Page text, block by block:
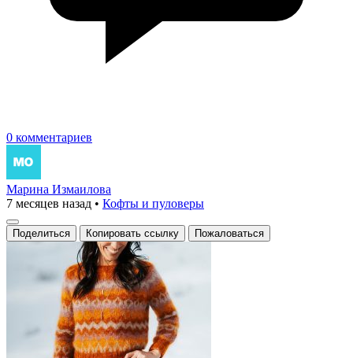
0 комментариев
Марина Измаилова
7 месяцев назад • Кофты и пуловеры
Поделиться Копировать ссылку Пожаловаться